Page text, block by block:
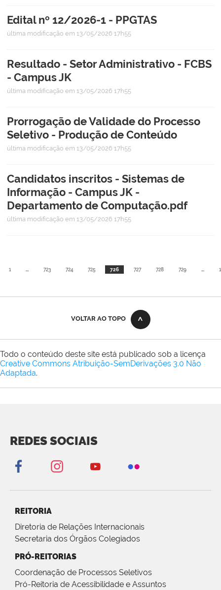
Edital nº 12/2026-1 - PPGTAS
última modificação em 13/05/2026 17h55
Resultado - Setor Administrativo - FCBS
- Campus JK
última modificação em 13/05/2026 17h55
Prorrogação de Validade do Processo
Seletivo - Produção de Conteúdo
última modificação em 13/05/2026 17h55
Candidatos inscritos - Sistemas de
Informação - Campus JK -
Departamento de Computação.pdf
última modificação em 13/05/2026 17h55
1 ... 723 724 725 726 727 728 729 ...
VOLTAR AO TOPO
Todo o conteúdo deste site está publicado sob a licença
Creative Commons Atribuição-SemDerivações 3.0 Não
Adaptada.
REDES SOCIAIS
REITORIA
Diretoria de Relações Internacionais
Secretaria dos Órgãos Colegiados
PRÓ-REITORIAS
Coordenação de Processos Seletivos
Pró-Reitoria de Acessibilidade e Assuntos